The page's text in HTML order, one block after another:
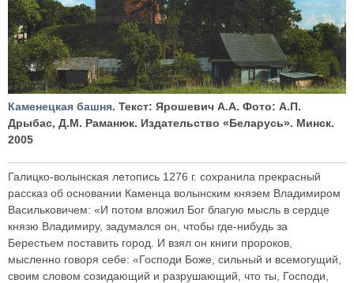
Каменецкая башня. Текст: Ярошевич А.А. Фото: А.П.
Дрыбас, Д.М. Раманюк. Издательство «Беларусь». Минск.
2005
Галицко-волынская летопись 1276 г. сохранила прекрасный
рассказ об основании Каменца волынским князем Владимиром
Васильковичем: «И потом вложил Бог благую мысль в сердце
князю Владимиру, задумался он, чтобы где-нибудь за
Берестьем поставить город. И взял он книги пророков,
мысленно говоря себе: «Господи Боже, сильный и всемогущий,
своим словом созидающий и разрушающий, что ты, Господи,